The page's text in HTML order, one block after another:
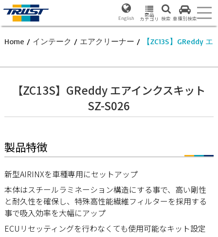
English 商品
カテゴリ 検索 車種別検索
Home / インテーク / エアクリーナー / 【ZC13S】GReddy
【ZC13S】GReddy エアインクスキット
SZ-S026
製品特徴
新型AIRINXを車種専用にセットアップ
本体はスチールラミネーション構造にする事で、高い剛性
と耐久性を確保し、特殊高性能繊維フィルターを採用する
事で吸入効率を大幅にアップ
ECUリセッティングを行わなくても使用可能なキット設定